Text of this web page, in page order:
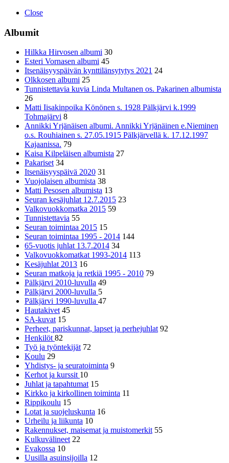
Close
Albumit
Hilkka Hirvosen albumi 30
Esteri Vornasen albumi 45
Itsenäisyyspäivän kynttilänsytytys 2021 24
Olkkosen albumi 25
Tunnistettavia kuvia Linda Multanen os. Pakarinen albumista
26
Matti Iisakinpoika Könönen s. 1928 Pälkjärvi k.1999
Tohmajärvi 8
Annikki Yrjänäisen albumi. Annikki Yrjänäinen e.Nieminen
o.s. Rouhiainen s. 27.05.1915 Pälkjärvellä k. 17.12.1997
Kajaanissa. 79
Kaisa Kilpeläisen albumista 27
Pakariset 34
Itsenäisyyspäivä 2020 31
Vuojolaisen albumista 38
Matti Pesosen albumista 13
Seuran kesäjuhlat 12.7.2015 23
Valkovuokkomatka 2015 59
Tunnistettavia 55
Seuran toimintaa 2015 15
Seuran toimintaa 1995 - 2014 144
65-vuotis juhlat 13.7.2014 34
Valkovuokkomatkat 1993-2014 113
Kesäjuhlat 2013 16
Seuran matkoja ja retkiä 1995 - 2010 79
Pälkjärvi 2010-luvulla 49
Pälkjärvi 2000-luvulla 5
Pälkjärvi 1990-luvulla 47
Hautakivet 45
SA-kuvat 15
Perheet, pariskunnat, lapset ja perhejuhlat 92
Henkilöt82
Työ ja työntekijät 72
Koulu 29
Yhdistys- ja seuratoiminta 9
Kerhot ja kurssit 10
Juhlat ja tapahtumat 15
Kirkko ja kirkollinen toiminta 11
Rippikoulu 15
Lotat ja suojeluskunta 16
Urheilu ja liikunta 10
Rakennukset, maisemat ja muistomerkit 55
Kulkuvälineet 22
Evakossa 10
Uusilla asuinsijoilla 12